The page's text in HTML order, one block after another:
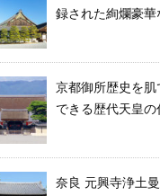
録された絢爛豪華
京都御所歴史を
できる歴代天皇の
奈良 元興寺浄土